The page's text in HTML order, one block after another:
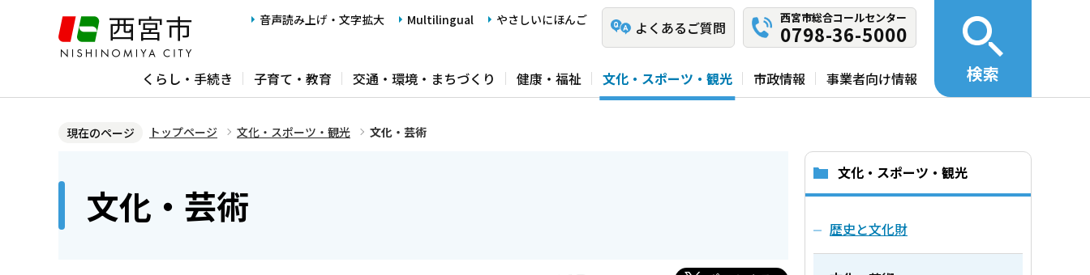
ジ
音声読み上げ・文字拡大 Multilingual やさしいにほんご よくあるご質問
西宮市総合コールセンター
0798-36-5000
くらし・手続き 子育て・教育 交通・環境・まちづくり 健康・福祉 文化・スポーツ・観光 市政情報 事業者向け情報 検索
現在のページ トップページ 文化・スポーツ・観光 文化・芸術
文化・芸術
文化・スポーツ・観光
歴史と文化財